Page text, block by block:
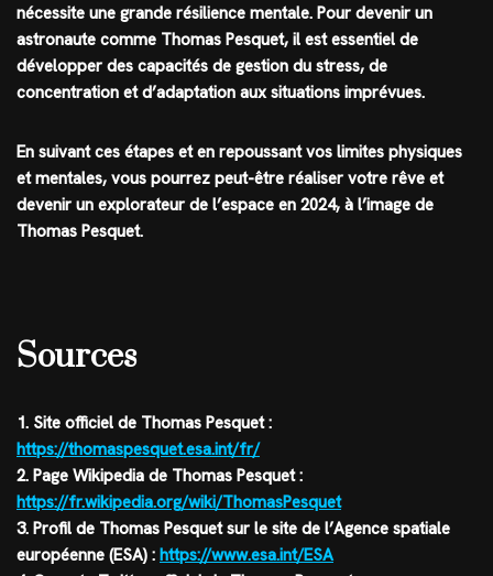
nécessite une grande résilience mentale. Pour devenir un
astronaute comme Thomas Pesquet, il est essentiel de
développer des capacités de gestion du stress, de
concentration et d’adaptation aux situations imprévues.
En suivant ces étapes et en repoussant vos limites physiques
et mentales, vous pourrez peut-être réaliser votre rêve et
devenir un explorateur de l’espace en 2024, à l’image de
Thomas Pesquet.
Sources
1. Site officiel de Thomas Pesquet :
https://thomaspesquet.esa.int/fr/
2. Page Wikipedia de Thomas Pesquet :
https://fr.wikipedia.org/wiki/ThomasPesquet
3. Profil de Thomas Pesquet sur le site de l’Agence spatiale
européenne (ESA) : https://www.esa.int/ESA